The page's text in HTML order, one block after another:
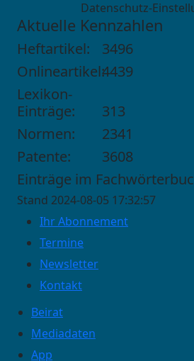
Datenschutz-
Aktuelle Kennzahlen
Heftartikel:
3496
Onlineartikel:4439
Lexikon-
Einträge:
313
Normen:
2341
Patente:
3608
Einträge im
Stand 2024-08-05 17:32:57
Ihr Abonnement
Termine
Newsletter
Kontakt
Beirat
Mediadaten
App